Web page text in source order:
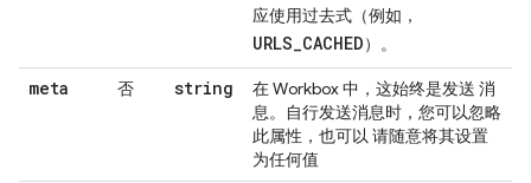
应使用过去式（例如，
URLS_CACHED）。
meta 否 string
在 Workbox 中，这始终是发送 消
息。自行发送消息时，您可以忽略
此属性，也可以 请随意将其设置
为任何值